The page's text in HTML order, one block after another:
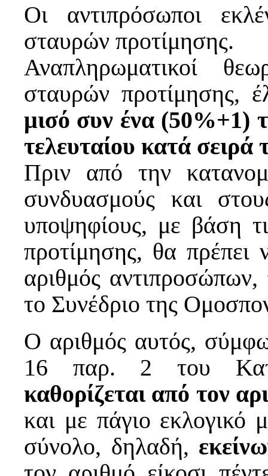
Οι αντιπρόσωποι
σταυρών προτίμησης.
Αναπληρωματικοί
σταυρών προτίμησης,
μισό συν ένα (50%+1)
τελευταίου κατά σειρά
Πριν από την
συνδυασμούς και
υποψηφίους, με βάση
προτίμησης, θα πρέπει
αριθμός
το Συνέδριο της
Ο αριθμός αυτός,
16 παρ. 2 του
καθορίζεται από τον
και με πάγιο εκλογικό
σύνολο, δηλαδή,